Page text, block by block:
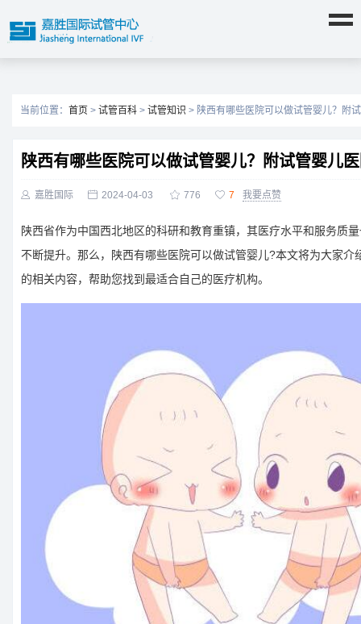
当前位置： 首页 > 试管百科 > 试管知识 > 陕西有哪些医院可以做试管婴儿？附
陕西有哪些医院可以做试管婴儿？附试管婴儿
 嘉胜国际  2024-04-03  776  7 我要点赞
陕西省作为中国西北地区的科研和教育重镇，其医疗水平和服务质
不断提升。那么，陕西有哪些医院可以做试管婴儿?本文将为大家介
的相关内容，帮助您找到最适合自己的医疗机构。